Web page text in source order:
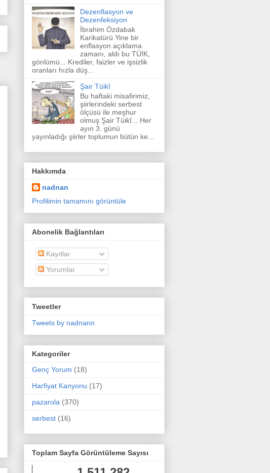
Dezenflasyon ve
Dezenfeksiyon
İbrahim Özdabak
Karikatürü Yine bir
enflasyon açıklama
zamanı, aldı bu TÜİK,
gönlümü... Krediler, faizler ve işsizlik
oranları hızla düş...
Şair Tüikî
Bu haftaki misafirimiz,
şiirlerindeki serbest
ölçüsü ile meşhur
olmuş Şair Tüikî... Her
ayın 3. günü
yayınladığı şiirler toplumun bütün ke...
Hakkımda
nadnan
Profilimin tamamını görüntüle
Abonelik Bağlantıları
Kayıtlar
Yorumlar
Tweetler
Tweets by nadnann
Kategoriler
Genç Yorum (18)
Harfiyat Kanyonu (17)
pazarola (370)
serbest (16)
Toplam Sayfa Görüntüleme Sayısı